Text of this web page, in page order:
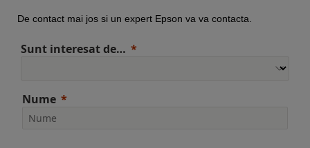
De contact mai jos si un expert Epson va va contacta.
Sunt interesat de…
Nume